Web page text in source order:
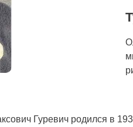
Гуревич родился в